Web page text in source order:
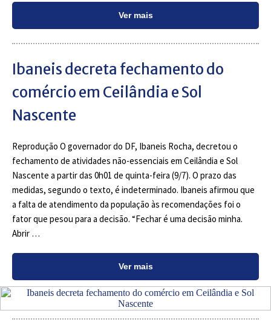
Ver mais
Ibaneis decreta fechamento do
comércio em Ceilândia e Sol
Nascente
Reprodução O governador do DF, Ibaneis Rocha, decretou o
fechamento de atividades não-essenciais em Ceilândia e Sol
Nascente a partir das 0h01 de quinta-feira (9/7). O prazo das
medidas, segundo o texto, é indeterminado. Ibaneis afirmou que
a falta de atendimento da população às recomendações foi o
fator que pesou para a decisão. “Fechar é uma decisão minha.
Abrir …
Ver mais